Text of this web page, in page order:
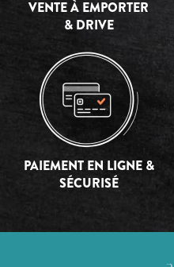
VENTE À EMPORTER
& DRIVE
PAIEMENT EN LIGNE &
SÉCURISÉ